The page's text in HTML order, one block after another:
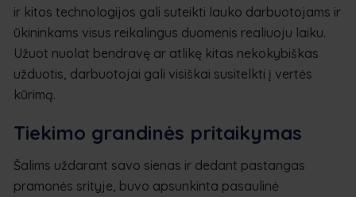
ir kitos technologijos gali suteikti lauko darbuotojams ir
ūkininkams visus reikalingus duomenis realiuoju laiku.
Užuot nuolat bendravę ar atlikę kitas nekokybiškas
užduotis, darbuotojai gali visiškai susitelkti į vertės
kūrimą.
Tiekimo grandinės pritaikymas
Šalims uždarant savo sienas ir dedant pastangas
pramonės srityje, buvo apsunkinta pasaulinė